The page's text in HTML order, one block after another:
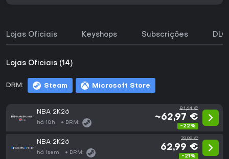
Lojas Oficiais Keyshops Subscrições DLC
Lojas Oficiais (14)
DRM: Steam Microsoft Store
NBA 2K26
há 18h DRM:
81,64 €
~62,97 €
-22%
NBA 2K26
há 1sem DRM:
79,99 €
62,99 €
-21%